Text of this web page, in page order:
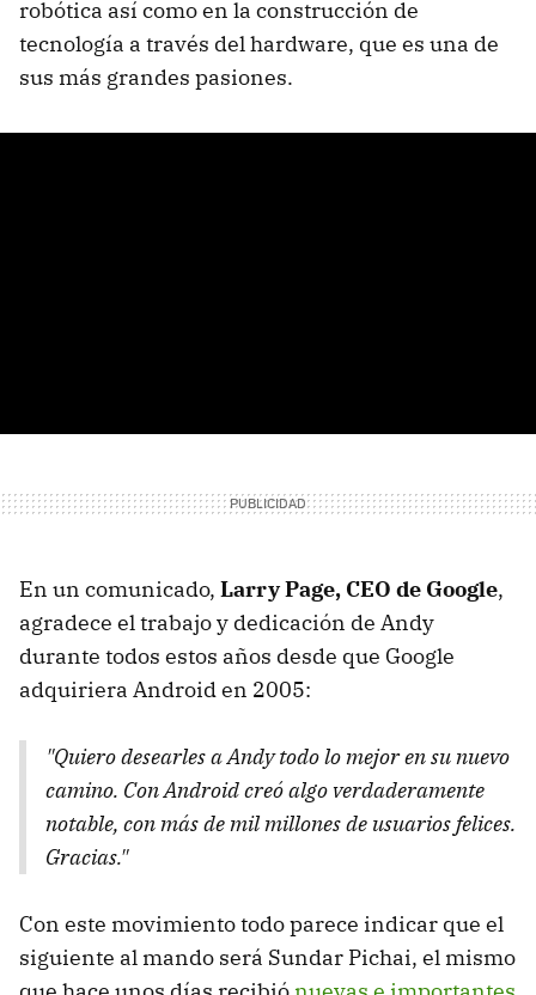
robótica así como en la construcción de
tecnología a través del hardware, que es una de
sus más grandes pasiones.
En un comunicado, Larry Page, CEO de Google,
agradece el trabajo y dedicación de Andy
durante todos estos años desde que Google
adquiriera Android en 2005:
"Quiero desearles a Andy todo lo mejor en su nuevo
camino. Con Android creó algo verdaderamente
notable, con más de mil millones de usuarios felices.
Gracias."
Con este movimiento todo parece indicar que el
siguiente al mando será Sundar Pichai, el mismo